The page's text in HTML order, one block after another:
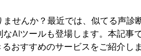
せんか？最近では、似てる声診
AIツールも登場します。本記事
おすすめのサービスをご紹介し